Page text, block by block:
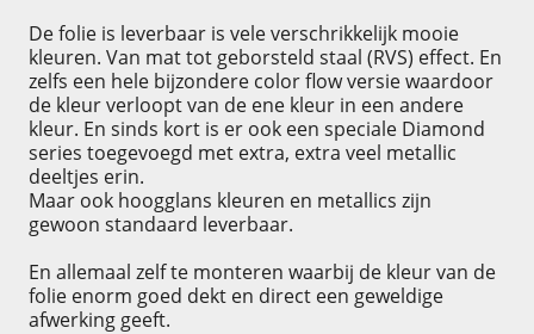
De folie is leverbaar is vele verschrikkelijk mooie
kleuren. Van mat tot geborsteld staal (RVS) effect. En
zelfs een hele bijzondere color flow versie waardoor
de kleur verloopt van de ene kleur in een andere
kleur. En sinds kort is er ook een speciale Diamond
series toegevoegd met extra, extra veel metallic
deeltjes erin.
Maar ook hoogglans kleuren en metallics zijn
gewoon standaard leverbaar.
En allemaal zelf te monteren waarbij de kleur van de
folie enorm goed dekt en direct een geweldige
afwerking geeft.